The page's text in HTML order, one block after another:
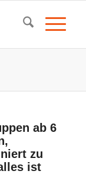
ab 6
zu
ist